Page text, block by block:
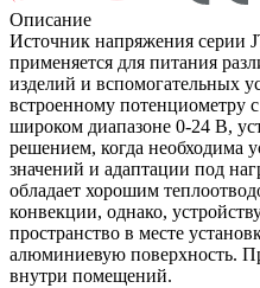
Описание
Источник напряжения серии
применяется для питания
изделий и вспомогательных
встроенному потенциометру
широком диапазоне 0-24 В,
решением, когда необходима
значений и адаптации под
обладает хорошим
конвекции, однако,
пространство в месте
алюминиевую поверхность.
внутри помещений.